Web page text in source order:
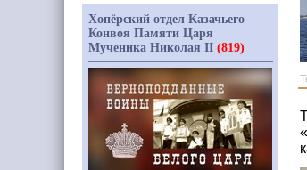
Хопёрский отдел Казачьего
Конвоя Памяти Царя
Мученика Николая II (819)